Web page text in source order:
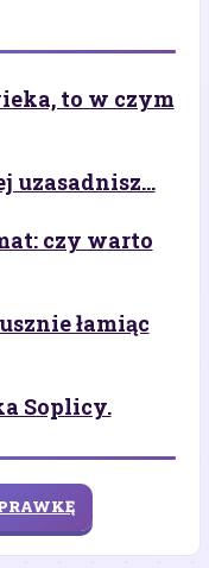
to w czym
uzasadnisz...
czy warto
łamiąc
Soplicy.